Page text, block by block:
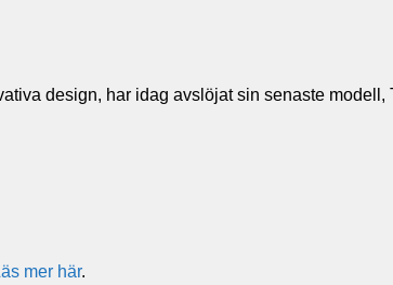
design, har idag avslöjat sin senaste modell,
mer här.